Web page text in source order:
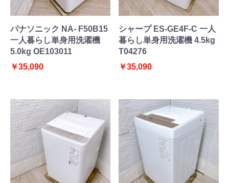
パナソニック NA- F50B15
一人暮らし単身用洗濯機
5.0kg OE103011
￥35,090
シャープ ES-GE4F-C 一人
暮らし単身用洗濯機 4.5kg
T04276
￥35,090